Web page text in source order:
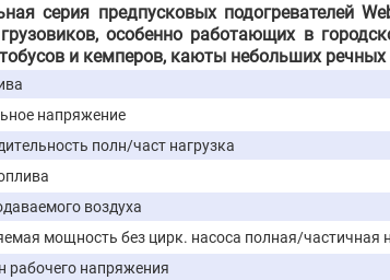
серия предпусковых подогревателей
особенно работающих в
и кемперов, каюты небольших речных
напряжение
полн/част нагрузка
воздуха
мощность без цирк. насоса полная/частичная
рабочего напряжения